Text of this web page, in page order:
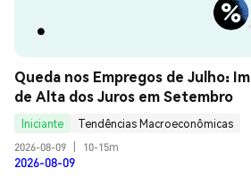
Queda nos Empregos de Julho:
de Alta dos Juros em Setembro
Iniciante
Tendências Macroeconômicas
2026-08-09
10-15m
2026-08-09